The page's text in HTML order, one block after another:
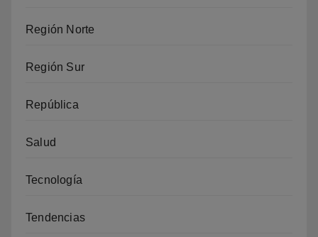
Región Norte
Región Sur
República
Salud
Tecnología
Tendencias